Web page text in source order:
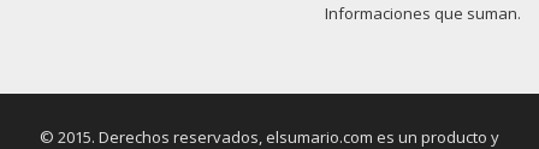
Informaciones que suman.
© 2015. Derechos reservados, elsumario.com es un producto y